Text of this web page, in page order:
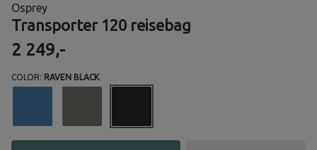
Osprey
Transporter 120 reisebag
2 249,-
COLOR: RAVEN BLACK